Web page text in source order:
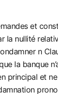
et
nullité
n
la banque
et